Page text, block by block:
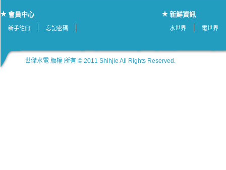
會員中心
新手註冊 忘記密碼
新鮮資訊
水世界 電世界
世傑水電 版權 所有 © 2011 Shihjie All Rights Reserved.